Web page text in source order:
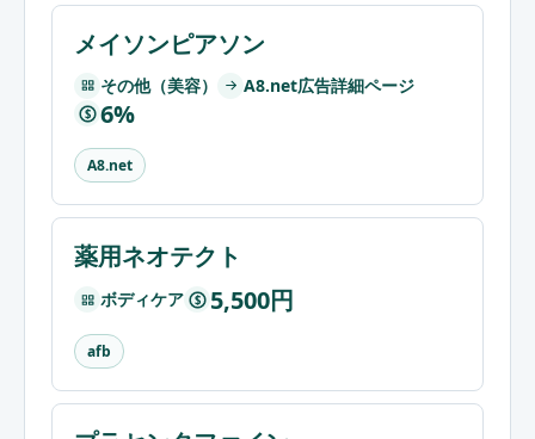
メイソンピアソン
その他（美容） A8.net広告詳細ページ
$ 6%
A8.net
薬用ネオテクト
ボディケア $ 5,500円
afb